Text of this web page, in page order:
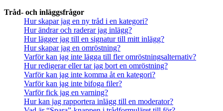
Tråd- och inläggsfrågor
Hur skapar jag en ny tråd i en kategori?
Hur ändrar och raderar jag inlägg?
Hur lägger jag till en signatur till mitt inlägg?
Hur skapar jag en omröstning?
Varför kan jag inte lägga till fler omröstningsalternativ?
Hur redigerar eller tar jag bort en omröstning?
Varför kan jag inte komma åt en kategori?
Varför kan jag inte bifoga filer?
Varför fick jag en varning?
Hur kan jag rapportera inlägg till en moderator?